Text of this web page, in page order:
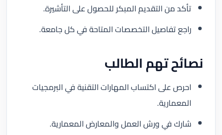
تأكد من التقديم المبكر للحصول على التأشيرة.
راجع تفاصيل التخصصات المتاحة في كل جامعة.
نصائح تهم الطالب
احرص على اكتساب المهارات التقنية في البرمجيات
المعمارية.
شارك في ورش العمل والمعارض المعمارية.